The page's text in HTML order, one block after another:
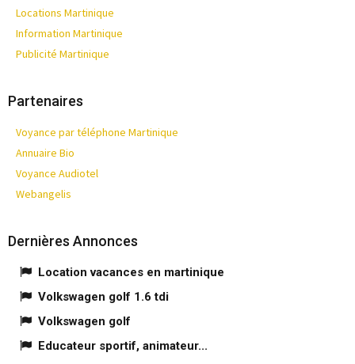
Locations Martinique
Information Martinique
Publicité Martinique
Partenaires
Voyance par téléphone Martinique
Annuaire Bio
Voyance Audiotel
Webangelis
Dernières Annonces
Location vacances en martinique
Volkswagen golf 1.6 tdi
Volkswagen golf
Educateur sportif, animateur...